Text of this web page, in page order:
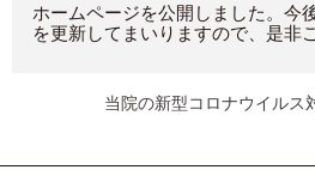
ホームページを公開しました。今
を更新してまいりますので、是非
当院の新型コロナウイルス